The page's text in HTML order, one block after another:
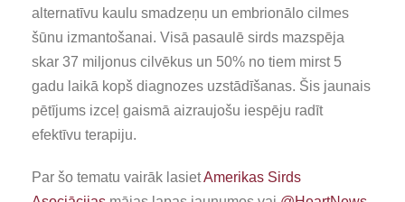
alternatīvu kaulu smadzeņu un embrionālo cilmes
šūnu izmantošanai. Visā pasaulē sirds mazspēja
skar 37 miljonus cilvēkus un 50% no tiem mirst 5
gadu laikā kopš diagnozes uzstādīšanas. Šis jaunais
pētījums izceļ gaismā aizraujošu iespēju radīt
efektīvu terapiju.
Par šo tematu vairāk lasietAmerikas Sirds